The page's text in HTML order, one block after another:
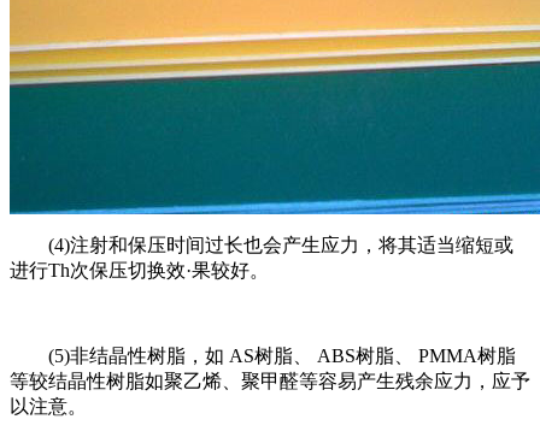
(4)注射和保压时间过长也会产生应力，将其适当缩短或
进行Th次保压切换效·果较好。
(5)非结晶性树脂，如 AS树脂、 ABS树脂、 PMMA树脂
等较结晶性树脂如聚乙烯、聚甲醛等容易产生残余应力，应予
以注意。